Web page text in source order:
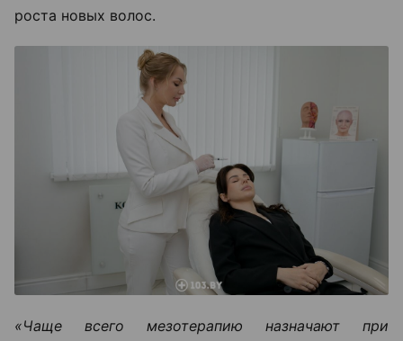
роста новых волос.
«Чаще всего мезотерапию назначают при